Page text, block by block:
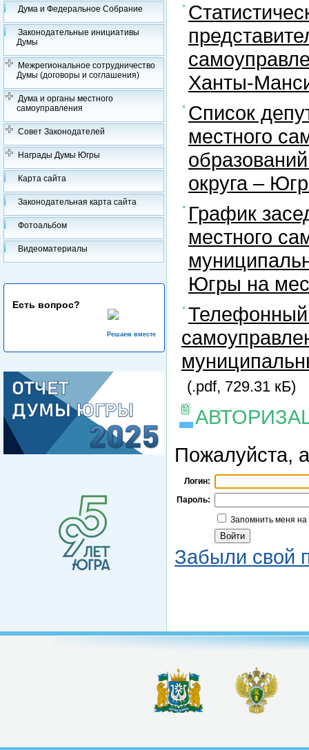
Дума и Федеральное Собрание
Законодательные инициативы
Думы
Межрегиональное сотрудничество
Думы (договоры и соглашения)
Дума и органы местного
самоуправления
Совет Законодателей
Награды Думы Югры
Карта сайта
Законодательная карта сайта
Фотоальбом
Видеоматериалы
Есть вопрос?
Решаем вместе
Ханты-
Список
местного
округа –
График
местного
Югры на
Телефонный
(.pdf, 729.31 кБ)
Пожалуйста,
Логин:
Пароль:
Запомнить меня
Забыли свой